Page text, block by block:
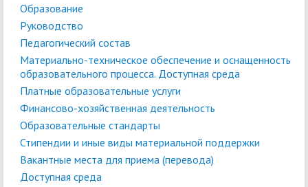
Образование
Руководство
Педагогический состав
Материально-техническое обеспечение и оснащенность
образовательного процесса. Доступная среда
Платные образовательные услуги
Финансово-хозяйственная деятельность
Образовательные стандарты
Стипендии и иные виды материальной поддержки
Вакантные места для приема (перевода)
Доступная среда